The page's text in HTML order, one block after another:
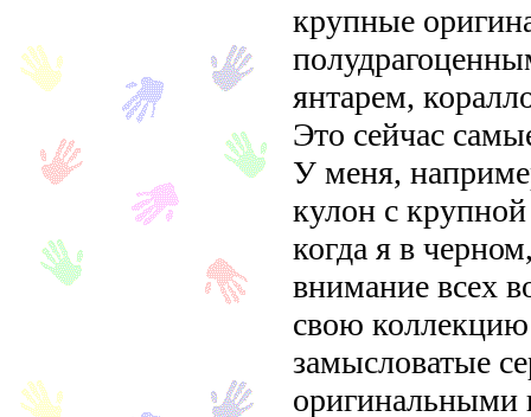
крупные
янтарем,
Это сейчас
У меня,
кулон с
когда я в
внимание всех
свою коллекцию
замысловатые
оригинальными